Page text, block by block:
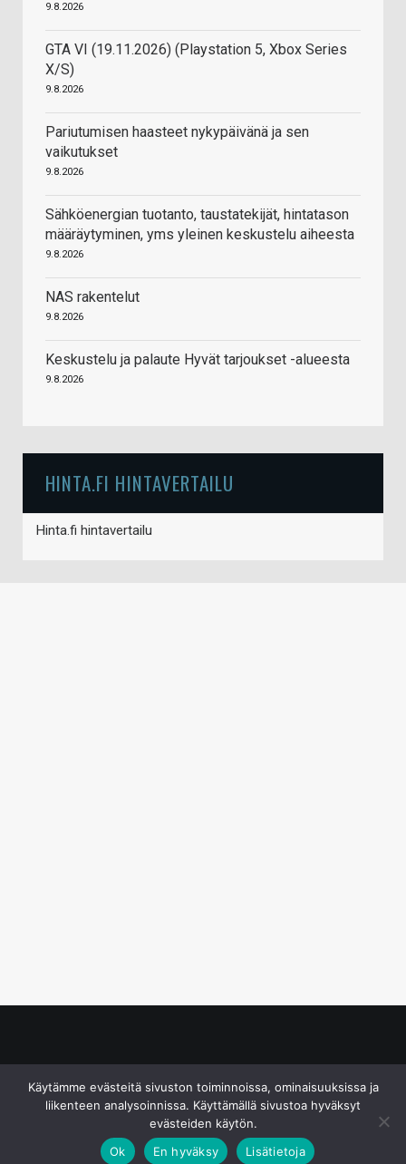
9.8.2026
GTA VI (19.11.2026) (Playstation 5, Xbox Series
X/S)
9.8.2026
Pariutumisen haasteet nykypäivänä ja sen
vaikutukset
9.8.2026
Sähköenergian tuotanto, taustatekijät, hintatason
määräytyminen, yms yleinen keskustelu aiheesta
9.8.2026
NAS rakentelut
9.8.2026
Keskustelu ja palaute Hyvät tarjoukset -alueesta
9.8.2026
HINTA.FI HINTAVERTAILU
Hinta.fi hintavertailu
Käytämme evästeitä sivuston toiminnoissa, ominaisuuksissa ja
liikenteen analysoinnissa. Käyttämällä sivustoa hyväksyt
evästeiden käytön.
Ok
En hyväksy Lisätietoja